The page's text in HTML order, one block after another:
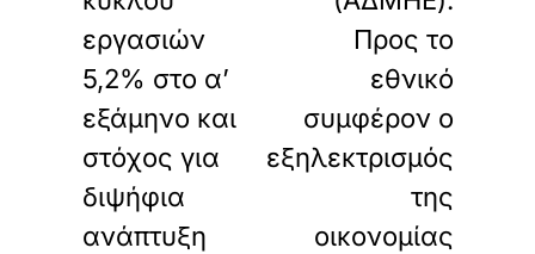
εργασιών
5,2% στο α’
εξάμηνο και
στόχος για
διψήφια
ανάπτυξη
Προς το
εθνικό
συμφέρον ο
εξηλεκτρισμός
της
οικονομίας